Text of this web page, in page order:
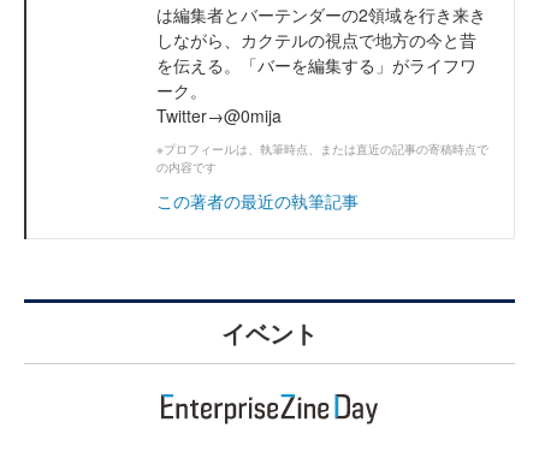
は編集者とバーテンダーの2領域を行き来き
しながら、カクテルの視点で地方の今と昔
を伝える。「バーを編集する」がライフワ
ーク。
Twitter→@0mija
※プロフィールは、執筆時点、または直近の記事の寄稿時点で
の内容です
この著者の最近の執筆記事
イベント